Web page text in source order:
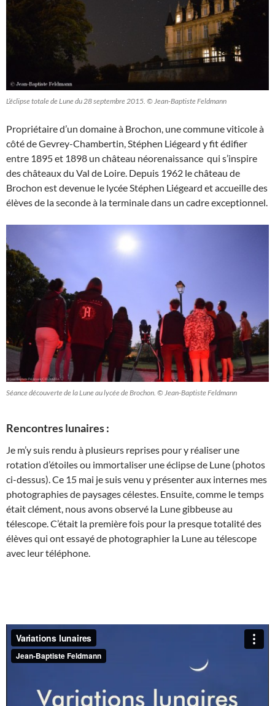
L’éclipse totale de Lune du 28 septembre 2015. © Jean-Baptiste Feldmann
Propriétaire d’un domaine à Brochon, une commune viticole à
côté de Gevrey-Chambertin, Stéphen Liégeard y fit édifier
entre 1895 et 1898 un château néorenaissance qui s’inspire
des châteaux du Val de Loire. Depuis 1962 le château de
Brochon est devenue le lycée Stéphen Liégeard et accueille des
élèves de la seconde à la terminale dans un cadre exceptionnel.
Séance découverte de la Lune au lycée de Brochon. © Jean-Baptiste Feldmann
Rencontres lunaires :
Je m’y suis rendu à plusieurs reprises pour y réaliser une
rotation d’étoiles ou immortaliser une éclipse de Lune (photos
ci-dessus). Ce 15 mai je suis venu y présenter aux internes mes
photographies de paysages célestes. Ensuite, comme le temps
était clément, nous avons observé la Lune gibbeuse au
télescope. C’était la première fois pour la presque totalité des
élèves qui ont essayé de photographier la Lune au télescope
avec leur téléphone.